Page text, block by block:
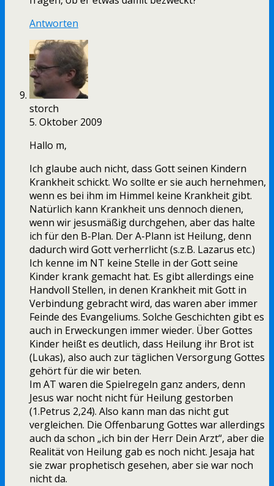
Antworten
storch
5. Oktober 2009
Hallo m,
Ich glaube auch nicht, dass Gott seinen Kindern
Krankheit schickt. Wo sollte er sie auch hernehmen,
wenn es bei ihm im Himmel keine Krankheit gibt.
Natürlich kann Krankheit uns dennoch dienen,
wenn wir jesusmäßig durchgehen, aber das halte
ich für den B-Plan. Der A-Plann ist Heilung, denn
dadurch wird Gott verherrlicht (s.z.B. Lazarus etc.)
Ich kenne im NT keine Stelle in der Gott seine
Kinder krank gemacht hat. Es gibt allerdings eine
Handvoll Stellen, in denen Krankheit mit Gott in
Verbindung gebracht wird, das waren aber immer
Feinde des Evangeliums. Solche Geschichten gibt es
auch in Erweckungen immer wieder. Über Gottes
Kinder heißt es deutlich, dass Heilung ihr Brot ist
(Lukas), also auch zur täglichen Versorgung Gottes
gehört für die wir beten.
Im AT waren die Spielregeln ganz anders, denn
Jesus war nocht nicht für Heilung gestorben
(1.Petrus 2,24). Also kann man das nicht gut
vergleichen. Die Offenbarung Gottes war allerdings
auch da schon „ich bin der Herr Dein Arzt“, aber die
Realität von Heilung gab es noch nicht. Jesaja hat
sie zwar prophetisch gesehen, aber sie war noch
nicht da.